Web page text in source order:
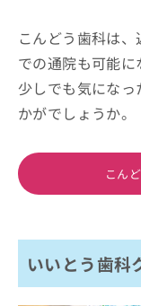
こんどう歯科は
での通院も可能に
少しでも気にな
かがでしょうか。
こん
いいとう歯科